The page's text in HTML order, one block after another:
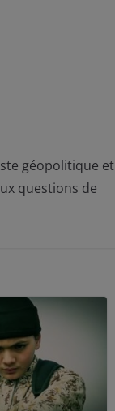
géopolitique et
questions de